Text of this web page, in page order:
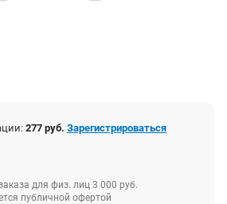
277 руб. Зарегистрироваться
для физ. лиц 3 000 руб.
публичной офертой